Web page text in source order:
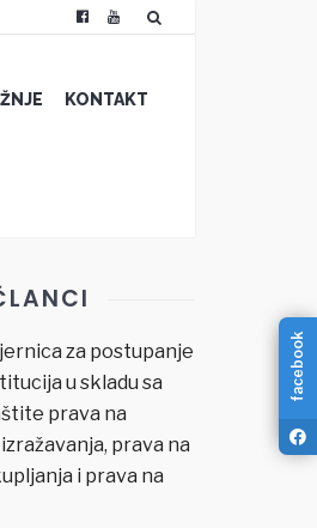
KONTAKT
za postupanje
u skladu sa
prava na
prava na
i prava na
facebook